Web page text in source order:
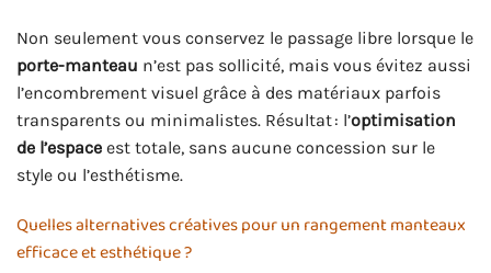
Non seulement vous conservez le passage libre lorsque le
porte-manteau n’est pas sollicité, mais vous évitez aussi
l’encombrement visuel grâce à des matériaux parfois
transparents ou minimalistes. Résultat : l’optimisation
de l’espace est totale, sans aucune concession sur le
style ou l’esthétisme.
Quelles alternatives créatives pour un rangement manteaux
efficace et esthétique ?